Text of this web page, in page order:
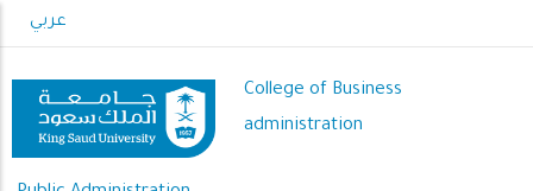
to
content
عربي
College of Business
administration